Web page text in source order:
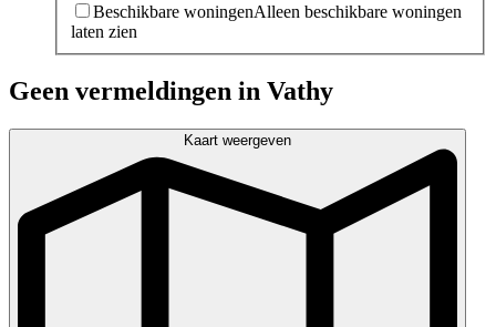
Beschikbare woningenAlleen beschikbare woningen
laten zien
Geen vermeldingen in Vathy
Kaart weergeven